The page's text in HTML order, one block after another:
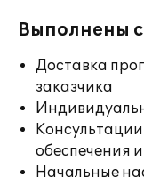
Выполнены
Доставка
заказчика
обеспечения
Начальные